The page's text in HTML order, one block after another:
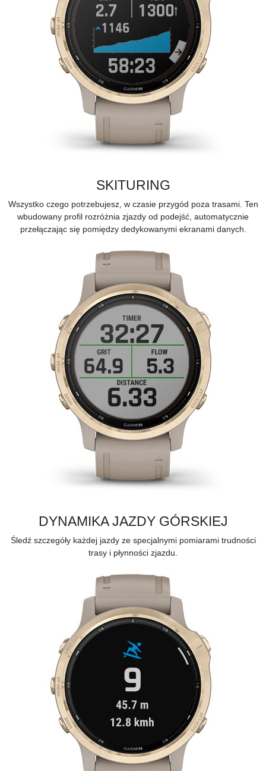
SKITURING
Wszystko czego potrzebujesz, w czasie przygód poza trasami. Ten
wbudowany profil rozróżnia zjazdy od podejść, automatycznie
przełączając się pomiędzy dedykowanymi ekranami danych.
DYNAMIKA JAZDY GÓRSKIEJ
Śledź szczegóły każdej jazdy ze specjalnymi pomiarami trudności
trasy i płynności zjazdu.